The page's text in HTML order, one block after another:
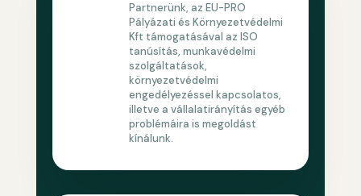
Partnerünk, az EU-PRO
Pályázati és Környezetvédelmi
Kft támogatásával az ISO
tanúsítás, munkavédelmi
szolgáltatások,
környezetvédelmi
engedélyezéssel kapcsolatos,
illetve a vállalatirányítás egyéb
problémáira is megoldást
kínálunk.